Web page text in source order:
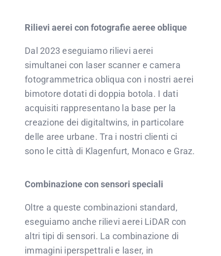
Rilievi aerei con fotografie aeree oblique
Dal 2023 eseguiamo rilievi aerei
simultanei con laser scanner e camera
fotogrammetrica obliqua con i nostri aerei
bimotore dotati di doppia botola. I dati
acquisiti rappresentano la base per la
creazione dei digitaltwins, in particolare
delle aree urbane. Tra i nostri clienti ci
sono le città di Klagenfurt, Monaco e Graz.
Combinazione con sensori speciali
Oltre a queste combinazioni standard,
eseguiamo anche rilievi aerei LiDAR con
altri tipi di sensori. La combinazione di
immagini iperspettrali e laser, in